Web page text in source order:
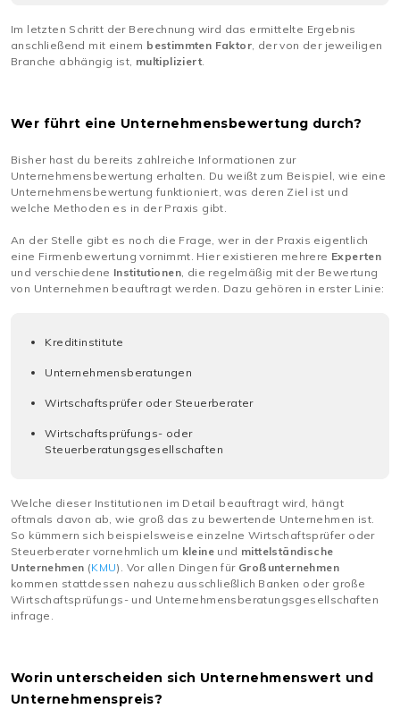
Im letzten Schritt der Berechnung wird das ermittelte Ergebnis
anschließend mit einem bestimmten Faktor, der von der jeweiligen
Branche abhängig ist, multipliziert.
Wer führt eine Unternehmensbewertung durch?
Bisher hast du bereits zahlreiche Informationen zur
Unternehmensbewertung erhalten. Du weißt zum Beispiel, wie eine
Unternehmensbewertung funktioniert, was deren Ziel ist und
welche Methoden es in der Praxis gibt.
An der Stelle gibt es noch die Frage, wer in der Praxis eigentlich
eine Firmenbewertung vornimmt. Hier existieren mehrere Experten
und verschiedene Institutionen, die regelmäßig mit der Bewertung
von Unternehmen beauftragt werden. Dazu gehören in erster Linie:
Kreditinstitute
Unternehmensberatungen
Wirtschaftsprüfer oder Steuerberater
Wirtschaftsprüfungs- oder
Steuerberatungsgesellschaften
Welche dieser Institutionen im Detail beauftragt wird, hängt
oftmals davon ab, wie groß das zu bewertende Unternehmen ist.
So kümmern sich beispielsweise einzelne Wirtschaftsprüfer oder
Steuerberater vornehmlich um kleine und mittelständische
Unternehmen (KMU). Vor allen Dingen für Großunternehmen
kommen stattdessen nahezu ausschließlich Banken oder große
Wirtschaftsprüfungs- und Unternehmensberatungsgesellschaften
infrage.
Worin unterscheiden sich Unternehmenswert und
Unternehmenspreis?